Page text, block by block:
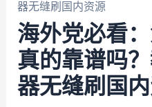
器无缝刷国内资源
海外党必看
真的靠谱吗
器无缝刷国